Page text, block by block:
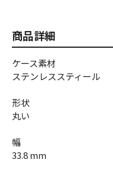
商品詳細
ケース素材
ステンレススティール
形状
丸い
幅
33.8 mm